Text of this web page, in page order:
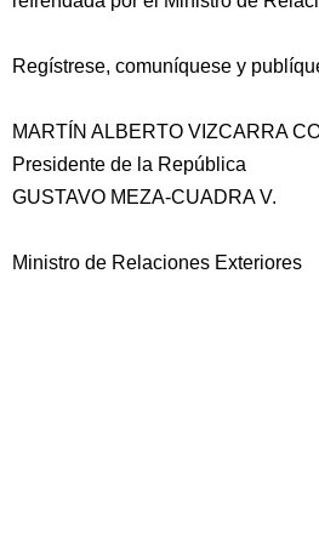
Regístrese, comuníquese y
MARTÍN ALBERTO VIZCARRA
Presidente de la República
GUSTAVO MEZA-CUADRA V.
Ministro de Relaciones Exteriores